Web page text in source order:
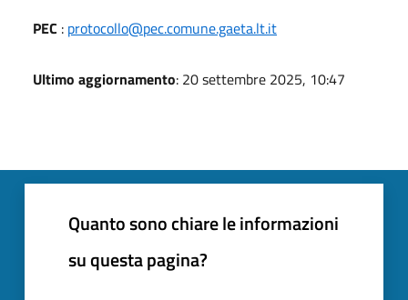
PEC : protocollo@pec.comune.gaeta.lt.it
Ultimo aggiornamento: 20 settembre 2025, 10:47
Quanto sono chiare le informazioni
su questa pagina?